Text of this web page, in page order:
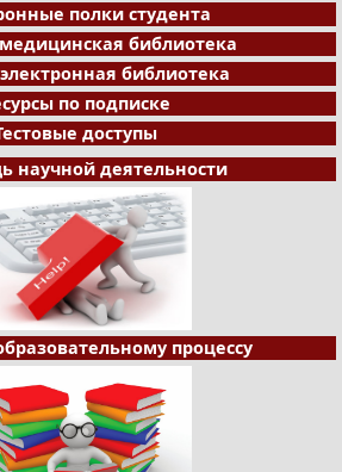
полки студента
библиотека
библиотека
по подписке
доступы
научной деятельности
процессу